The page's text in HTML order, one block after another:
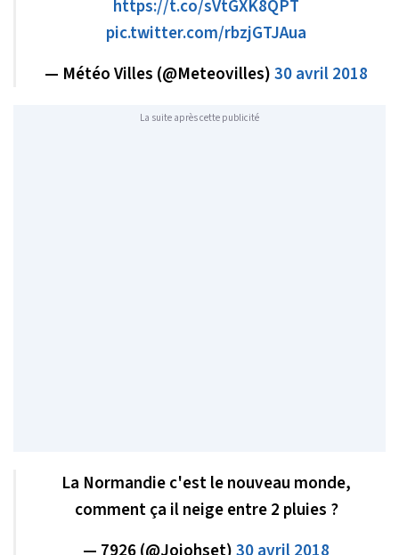
https://t.co/sVtGXK8QPT
pic.twitter.com/rbzjGTJAua
— Météo Villes (@Meteovilles)30 avril 2018
La suite après cette publicité
La Normandie c'est le nouveau monde,
comment ça il neige entre 2 pluies ?